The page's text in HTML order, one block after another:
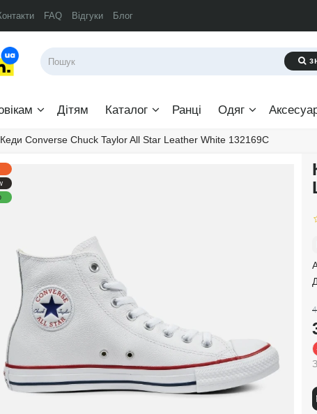
FAQ Відгуки Блог
Дітям Каталог Ранці Одяг
Кеди Converse Chuck Taylor All Star Leather White 132169C